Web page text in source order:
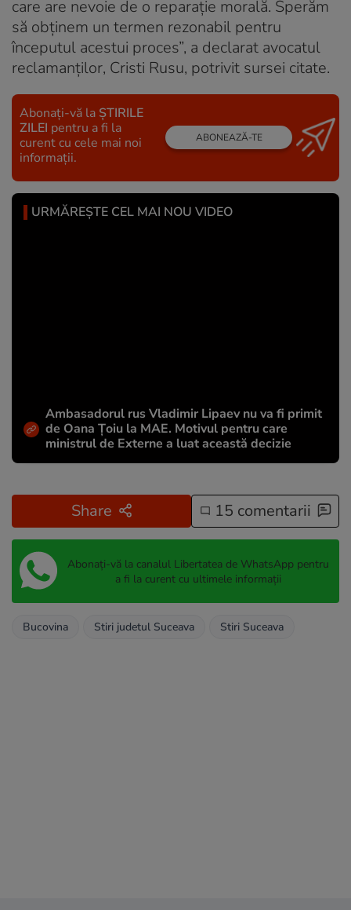
care are nevoie de o reparație morală. Sperăm
să obținem un termen rezonabil pentru
începutul acestui proces”, a declarat avocatul
reclamanţilor, Cristi Rusu, potrivit sursei citate.
Abonați-vă la ȘTIRILE
ZILEI pentru a fi la
curent cu cele mai noi
informații.
ABONEAZĂ-TE
URMĂREȘTE CEL MAI NOU VIDEO
Ambasadorul rus Vladimir Lipaev nu va fi primit
de Oana Țoiu la MAE. Motivul pentru care
ministrul de Externe a luat această decizie
Share 15 comentarii
Abonați-vă la canalul Libertatea de WhatsApp pentru
a fi la curent cu ultimele informații
Bucovina Stiri judetul Suceava Stiri Suceava